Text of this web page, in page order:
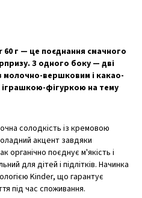
г — це поєднання смачного
З одного боку — дві
молочно-вершковим і какао-
фігуркою на тему
солодкість із кремовою
акцент завдяки
органічно поєднує м'якість і
для дітей і підлітків. Начинка
Kinder, що гарантує
під час споживання.